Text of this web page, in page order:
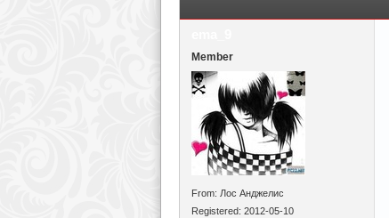
Member
From: Лос Анджелис
Registered: 2012-05-10